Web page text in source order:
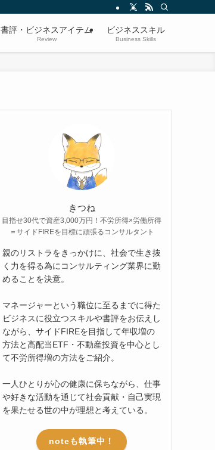
書評・ビジネスアイテム
Review
ビジネススキル
Business Skills
きつね
目指せ30代で資産3,000万円！不労所得×労働所得
＝サイドFIREを目標に頑張るコンサルタント
親のリストラをきっかけに、社会で生き抜
く力を得る為にコンサルティング業界に勤
めることを決意。
マネージャーという職位に至るまでに得た
ビジネスに役立つスキルや書評をお伝えし
ながら、サイドFIREを目指して年収増の
方法と高配当ETF・不動産投資を中心とし
て不労所得増の方法をご紹介。
一人ひとりが心の健康に保ちながら、仕事
や好きな活動を通じて社会貢献・自己実現
を果たせる世の中が理想と考えている。
noteも執筆中！